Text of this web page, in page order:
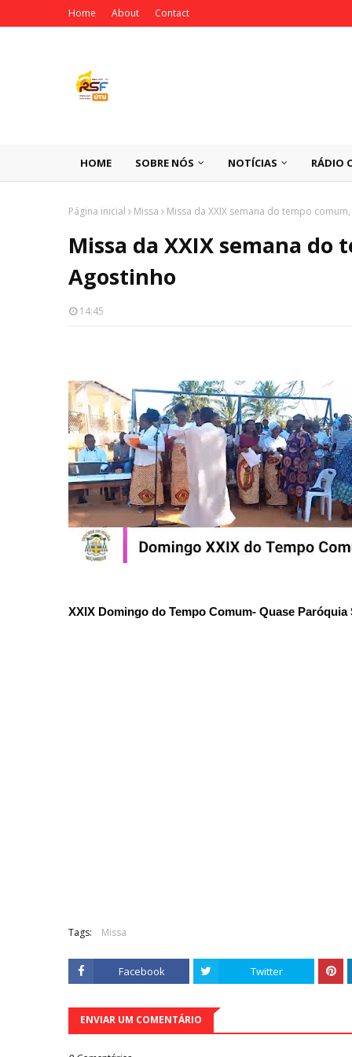
Home About Contact
HOME SOBRE NÓS NOTÍCIAS RÁDIO
Página inicial Missa Missa da XXIX semana do tempo
Missa da XXIX semana
Agostinho
14:45
XXIX Domingo do Tempo Comum- Quase
Tags: Missa
Facebook Twitter
ENVIAR UM COMENTÁRIO